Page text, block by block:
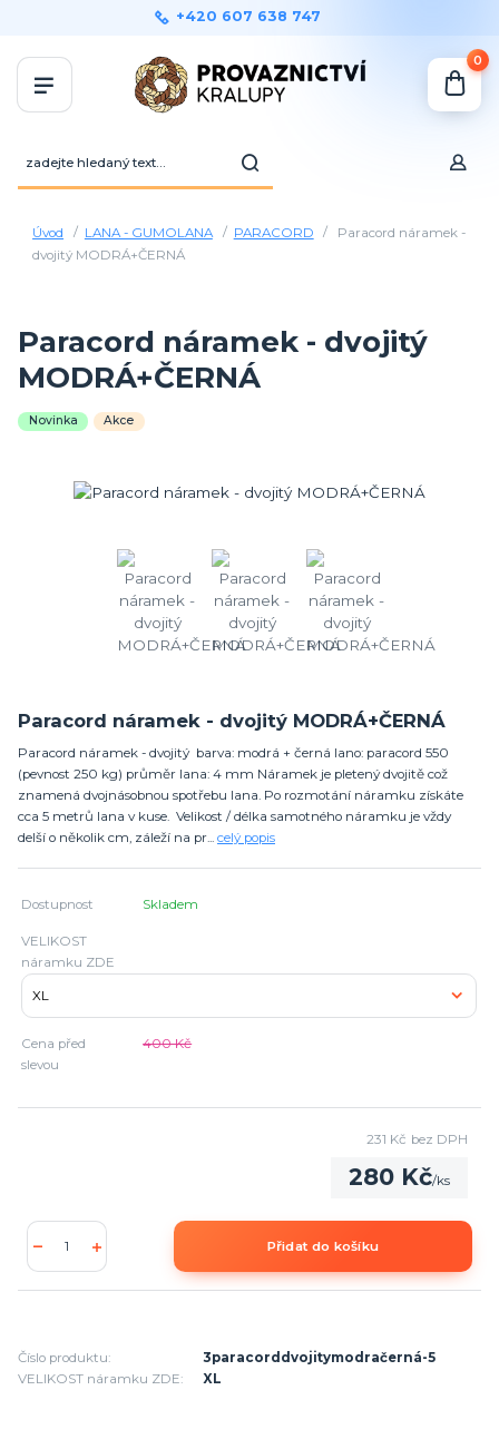
+420 607 638 747
0
Úvod LANA - GUMOLANA PARACORD
Paracord náramek -
dvojitý MODRÁ+ČERNÁ
Paracord náramek - dvojitý
MODRÁ+ČERNÁ
Novinka Akce
Paracord náramek - dvojitý MODRÁ+ČERNÁ
Paracord náramek - dvojitý barva: modrá + černá lano: paracord 550
(pevnost 250 kg) průměr lana: 4 mm Náramek je pletený dvojitě což
znamená dvojnásobnou spotřebu lana. Po rozmotání náramku získáte
cca 5 metrů lana v kuse. Velikost / délka samotného náramku je vždy
delší o několik cm, záleží na pr... celý popis
Dostupnost Skladem
VELIKOST
náramku ZDE
Cena před
slevou
400 Kč
280 Kč/ks
231 Kč bez DPH
Přidat do košíku
Číslo produktu:
3paracorddvojitymodračerná-5
VELIKOST náramku ZDE:
XL